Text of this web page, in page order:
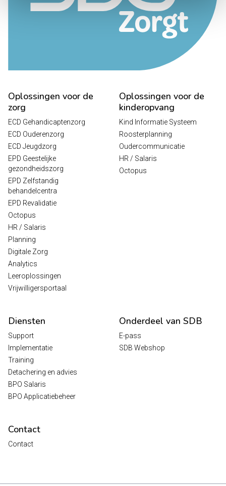
Oplossingen voor de
zorg
ECD Gehandicaptenzorg
ECD Ouderenzorg
ECD Jeugdzorg
EPD Geestelijke
gezondheidszorg
EPD Zelfstandig
behandelcentra
EPD Revalidatie
Octopus
HR / Salaris
Planning
Digitale Zorg
Analytics
Leeroplossingen
Vrijwilligersportaal
Oplossingen voor de
kinderopvang
Kind Informatie Systeem
Roosterplanning
Oudercommunicatie
HR / Salaris
Octopus
Diensten
Support
Implementatie
Training
Detachering en advies
BPO Salaris
BPO Applicatiebeheer
Onderdeel van SDB
E-pass
SDB Webshop
Contact
Contact